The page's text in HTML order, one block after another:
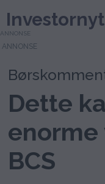
ANNONSE
Dette
BCS